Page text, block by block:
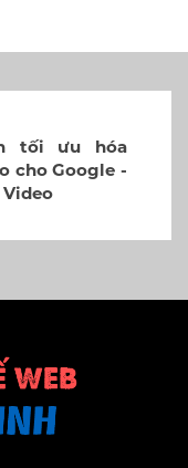
tối ưu hóa
cho Google -
Video